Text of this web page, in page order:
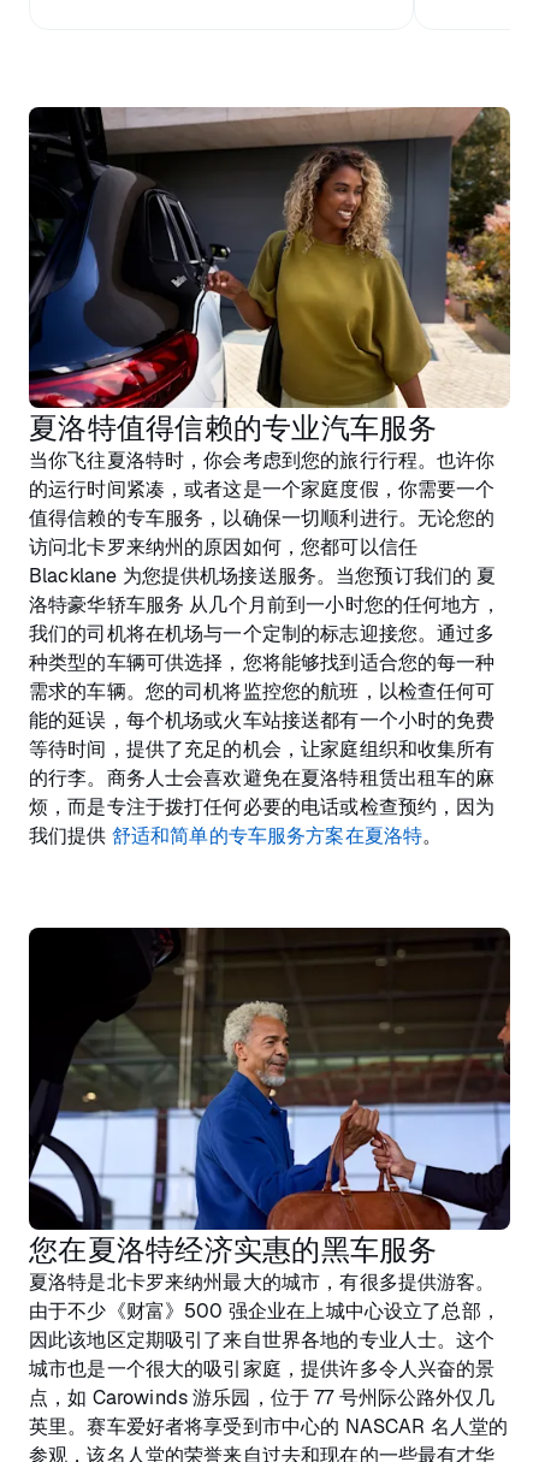
夏洛特值得信赖的专业汽车服务
当你飞往夏洛特时，你会考虑到您的旅行行程。也许你
的运行时间紧凑，或者这是一个家庭度假，你需要一个
值得信赖的专车服务，以确保一切顺利进行。无论您的
访问北卡罗来纳州的原因如何，您都可以信任
Blacklane 为您提供机场接送服务。当您预订我们的 夏
洛特豪华轿车服务 从几个月前到一小时您的任何地方，
我们的司机将在机场与一个定制的标志迎接您。通过多
种类型的车辆可供选择，您将能够找到适合您的每一种
需求的车辆。您的司机将监控您的航班，以检查任何可
能的延误，每个机场或火车站接送都有一个小时的免费
等待时间，提供了充足的机会，让家庭组织和收集所有
的行李。商务人士会喜欢避免在夏洛特租赁出租车的麻
烦，而是专注于拨打任何必要的电话或检查预约，因为
我们提供 舒适和简单的专车服务方案在夏洛特。
您在夏洛特经济实惠的黑车服务
夏洛特是北卡罗来纳州最大的城市，有很多提供游客。
由于不少《财富》500 强企业在上城中心设立了总部，
因此该地区定期吸引了来自世界各地的专业人士。这个
城市也是一个很大的吸引家庭，提供许多令人兴奋的景
点，如 Carowinds 游乐园，位于 77 号州际公路外仅几
英里。赛车爱好者将享受到市中心的 NASCAR 名人堂的
参观，该名人堂的荣誉来自过去和现在的一些最有才华